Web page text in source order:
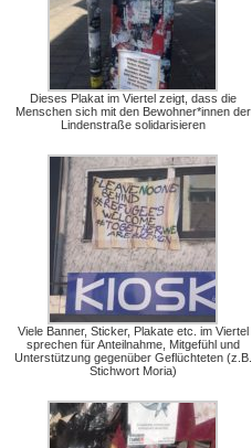
Dieses Plakat im Viertel zeigt, dass die
Menschen sich mit den Bewohner*innen der
Lindenstraße solidarisieren
Viele Banner, Sticker, Plakate etc. im Viertel
sprechen für Anteilnahme, Mitgefühl und
Unterstützung gegenüber Geflüchteten (z.B.
Stichwort Moria)